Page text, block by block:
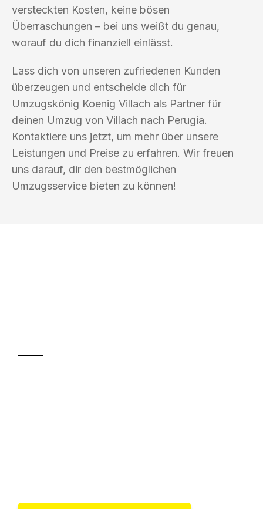
versteckten Kosten, keine bösen
Überraschungen – bei uns weißt du genau,
worauf du dich finanziell einlässt.
Lass dich von unseren zufriedenen Kunden
überzeugen und entscheide dich für
Umzugskönig Koenig Villach als Partner für
deinen Umzug von Villach nach Perugia.
Kontaktiere uns jetzt, um mehr über unsere
Leistungen und Preise zu erfahren. Wir freuen
uns darauf, dir den bestmöglichen
Umzugsservice bieten zu können!